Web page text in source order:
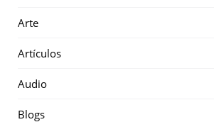
Arte
Artículos
Audio
Blogs